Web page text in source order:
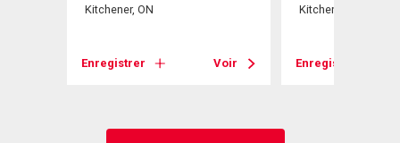
Kitchener, ON
Enregistrer Voir
Kitchener, ON
Enregistrer